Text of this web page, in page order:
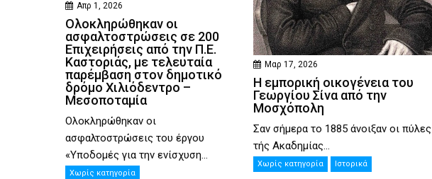
Απρ 1, 2026
Ολοκληρώθηκαν οι
ασφαλτοστρώσεις σε 200
Επιχειρήσεις από την Π.Ε.
Καστοριάς, με τελευταία
παρέμβαση στον δημοτικό
δρόμο Χιλιόδεντρο –
Μεσοποταμία
Ολοκληρώθηκαν οι
ασφαλτοστρώσεις του έργου
«Υποδομές για την ενίσχυση...
Χωρίς κατηγορία
Μαρ 17, 2026
Η εμπορική οικογένεια του
Γεωργίου Σίνα από την
Μοσχόπολη
Σαν σήμερα το 1885 άνοιξαν οι πύλες
τής Ακαδημίας...
Χωρίς κατηγορία Ιστορικά